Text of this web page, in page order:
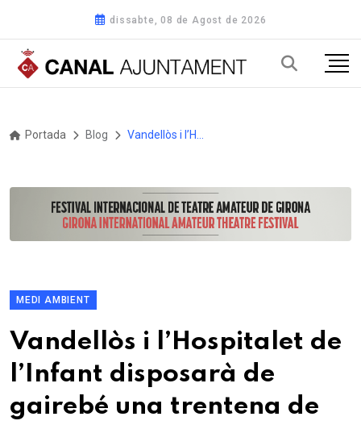
dissabte, 08 de Agost de 2026
Portada Blog
MEDI AMBIENT
Vandellòs i l’Hospitalet de
l’Infant disposarà de
gairebé una trentena de